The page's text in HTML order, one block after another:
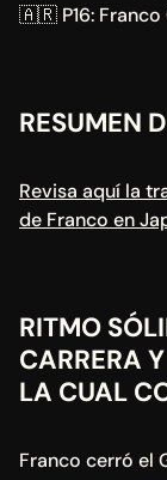
🇦🇷 P16: Franco
RESUMEN
Revisa aquí la
de Franco en
RITMO
CARRERA
LA CUAL
Franco cerró el